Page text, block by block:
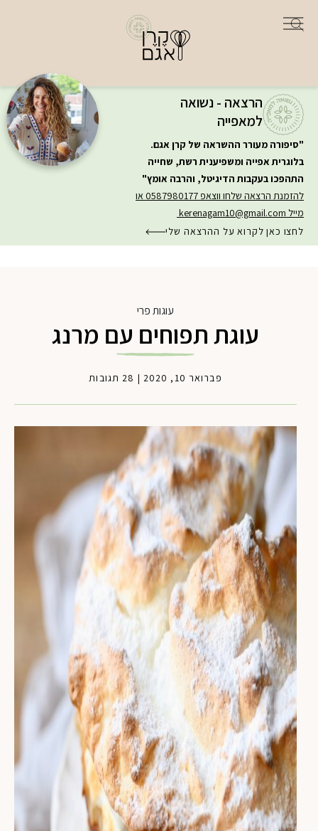
הרצאה - נשואה
למאפייה
"סיפורה מעורר ההשראה של קרן אגם.
בלוגרית אפייה ומשפיענית רשת, שחייה
התהפכו בעקבות הדיגיטל, והרבה אומץ"
להזמנת הרצאה שלחו ווצאפ 0587980177 או
מייל kerenagam10@gmail.com
לחצו כאן לקרוא על ההרצאה שלי
עוגות פרי
עוגת תפוחים עם מרנג
פברואר 10, 2020 |